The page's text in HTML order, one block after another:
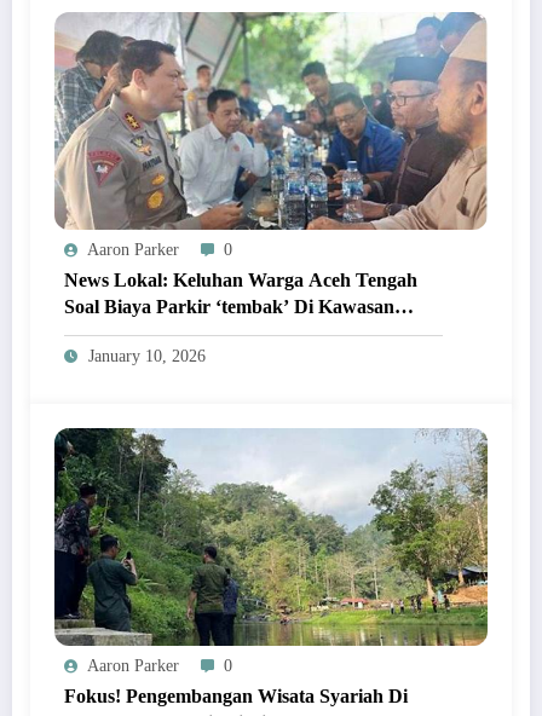
Aaron Parker 0
News Lokal: Keluhan Warga Aceh Tengah
Soal Biaya Parkir ‘tembak’ Di Kawasan
Wisata Paling Ramai!
January 10, 2026
Aaron Parker 0
Fokus! Pengembangan Wisata Syariah Di